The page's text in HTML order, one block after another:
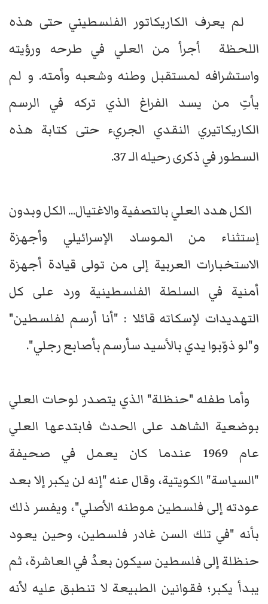
لم يعرف الكاريكاتور الفلسطيني حتى هذه
اللحظة أجرأ من العلي في طرحه ورؤيته
واستشرافه لمستقبل وطنه وشعبه وأمته. و لم
يأتِ من يسد الفراغ الذي تركه في الرسم
الكاريكاتيري النقدي الجريء حتى كتابة هذه
السطور في ذكرى رحيله الـ 37.
الكل هدد العلي بالتصفية والاغتيال... الكل وبدون
إستثناء من الموساد الإسرائيلي وأجهزة
الاستخبارات العربية إلى من تولى قيادة أجهزة
أمنية في السلطة الفلسطينية ورد على كل
التهديدات لإسكاته قائلا : "أنا أرسم لفلسطين"
و"لو ذوّبوا يدي بالأسيد سأرسم بأصابع رجلي".
وأما طفله "حنظلة" الذي يتصدر لوحات العلي
بوضعية الشاهد على الحدث فابتدعها العلي
عام 1969 عندما كان يعمل في صحيفة
"السياسة" الكويتية، وقال عنه "إنه لن يكبر إلا بعد
عودته إلى فلسطين موطنه الأصلي"، ويفسر ذلك
بأنه "في تلك السن غادر فلسطين، وحين يعود
حنظلة إلى فلسطين سيكون بعدُ في العاشرة، ثم
يبدأ يكبر؛ فقوانين الطبيعة لا تنطبق عليه لأنه